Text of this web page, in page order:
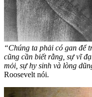
“Chúng ta phải có gan để
cũng cần biết rằng, sự vĩ
mỏi, sự hy sinh và lòng
Roosevelt nói.